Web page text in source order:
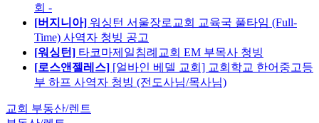
회 -
[버지니아] 워싱턴 서울장로교회 교육국 풀타임 (Full-
Time) 사역자 청빙 공고
[워싱턴] 타코마제일침례교회 EM 부목사 청빙
[로스앤젤레스] [얼바인 베델 교회] 교회학교 한어중고등
부 하프 사역자 청빙 (전도사님/목사님)
교회 부동산/렌트